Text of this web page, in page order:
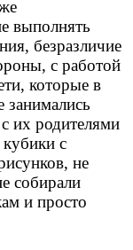
выполнять
безразличие
с работой
которые в
занимались
их родителями
с
не
собирали
и просто